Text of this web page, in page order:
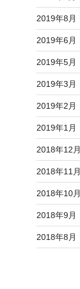
2019年8月
2019年6月
2019年5月
2019年3月
2019年2月
2019年1月
2018年12月
2018年11月
2018年10月
2018年9月
2018年8月